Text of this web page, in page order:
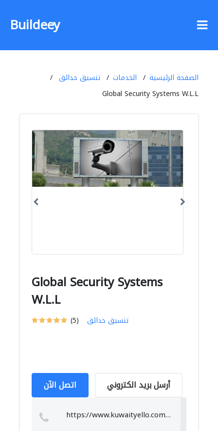
Buildeey
الصفحة الرئيسية الخدمات
تنسيق حدائق
Global Security Systems W.L.L
Global Security Systems
W.L.L
(5) تنسيق حدائق
اتصل الآن أرسل بريد الكتروني
https://www.kuwaityello.com/company/74902/Globl_Security_Systems_WLLw